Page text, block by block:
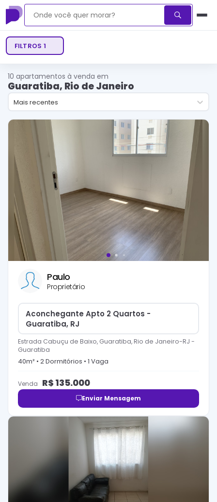
FILTROS 1
10 apartamentos à venda em
Guaratiba, Rio de Janeiro
Mais recentes
Paulo
Proprietário
Aconchegante Apto 2 Quartos -
Guaratiba, RJ
Estrada Cabuçu de Baixo, Guaratiba, Rio de Janeiro-RJ -
Guaratiba
40m² • 2Dormitórios • 1 Vaga
Venda R$ 135.000
Enviar Mensagem